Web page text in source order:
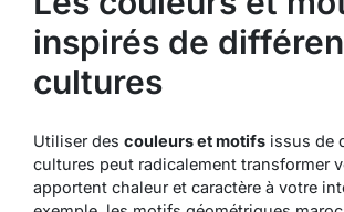
inspirés de
cultures
Utiliser des couleurs et motifs issus de
cultures peut radicalement transformer
apportent chaleur et caractère à votre